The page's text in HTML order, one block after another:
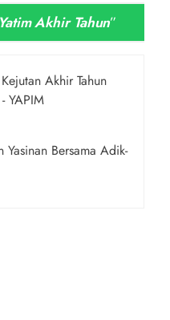
Akhir Tahun”
Akhir Tahun
YAPIM
Bersama Adik-